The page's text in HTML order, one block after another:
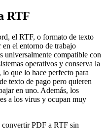
RTF
el RTF, o formato de texto
el entorno de trabajo
universalmente compatible con
operativos y conserva la
que lo hace perfecto para
texto de pago pero quieren
en uno. Además, los
a los virus y ocupan muy
PDF a RTF sin